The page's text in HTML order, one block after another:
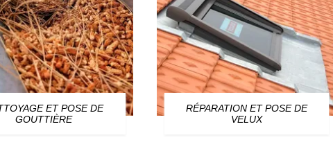
ET POSE DE
GOUTTIÈRE
RÉPARATION ET POSE DE
VELUX